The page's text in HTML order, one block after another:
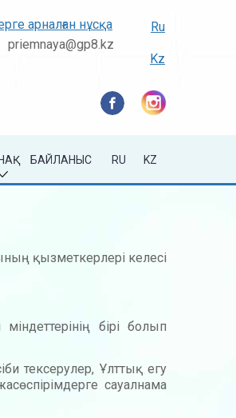
арналған нұсқа
priemnaya@gp8.kz
Ru
Kz
БАЙЛАНЫС RU KZ
қызметкерлері келесі
бірі болып
тексерулер, Ұлттық егу
сауалнама